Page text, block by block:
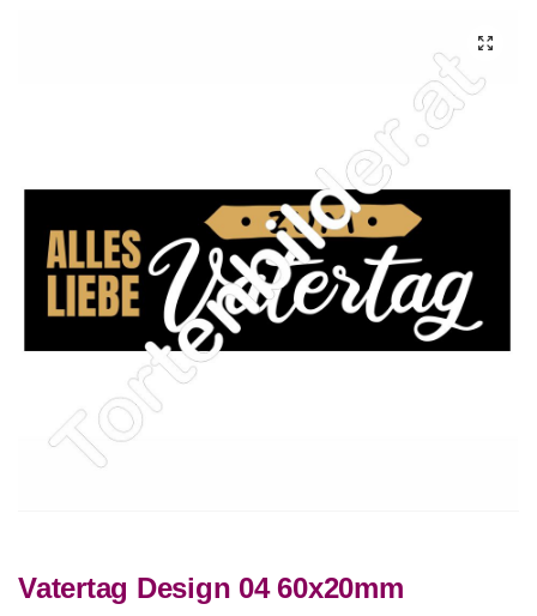
Vatertag Design 04 60x20mm